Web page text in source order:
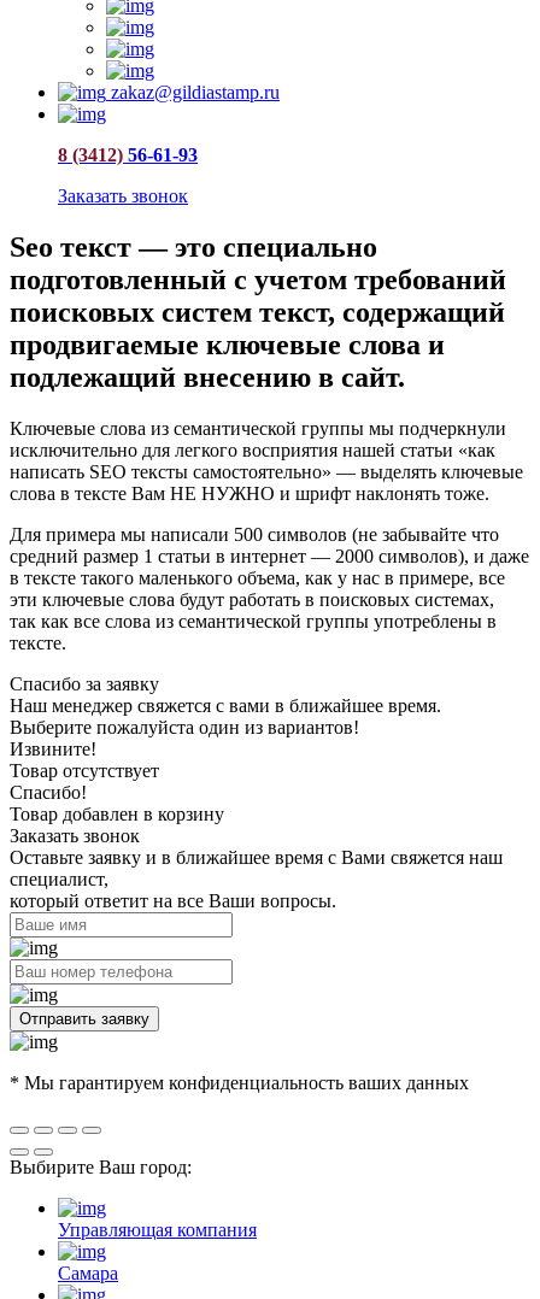
zakaz@gildiastamp.ru
8 (3412) 56-61-93
Заказать звонок
Seo текст — это специально
подготовленный с учетом требований
поисковых систем текст, содержащий
продвигаемые ключевые слова и
подлежащий внесению в сайт.
Ключевые слова из семантической группы мы подчеркнули
исключительно для легкого восприятия нашей статьи «как
написать SEO тексты самостоятельно» — выделять ключевые
слова в тексте Вам НЕ НУЖНО и шрифт наклонять тоже.
Для примера мы написали 500 символов (не забывайте что
средний размер 1 статьи в интернет — 2000 символов), и даже
в тексте такого маленького объема, как у нас в примере, все
эти ключевые слова будут работать в поисковых системах,
так как все слова из семантической группы употреблены в
тексте.
Спасибо за заявку
Наш менеджер свяжется с вами в ближайшее время.
Выберите пожалуйста один из вариантов!
Извините!
Товар отсутствует
Спасибо!
Товар добавлен в корзину
Заказать звонок
Оставьте заявку и в ближайшее время с Вами свяжется наш
специалист,
который ответит на все Ваши вопросы.
Отправить заявку
* Мы гарантируем конфиденциальность ваших данных
Выбирите Ваш город:
Управляющая компания
Самара